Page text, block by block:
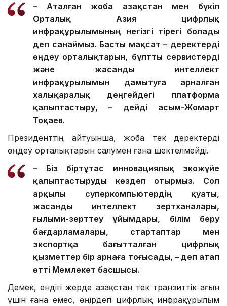
– Аталған жоба Қазақстан мен бүкіл
Орталық Азия цифрлық
инфрақұрылымының негізгі тірегі болады
деп санаймыз. Басты мақсат – деректерді
өңдеу орталықтарын, бұлтты сервистерді
және жасанды интеллект
инфрақұрылымын дамытуға арналған
халықаралық деңгейдегі платформа
қалыптастыру, – дейді Қасым-Жомарт
Тоқаев.
Президенттің айтуынша, жоба тек деректерді
өңдеу орталықтарын салумен ғана шектелмейді.
– Біз біртұтас инновациялық экожүйе
қалыптастыруды көздеп отырмыз. Сол
арқылы суперкомпьютердің қуаты,
жасанды интеллект зертханалары,
ғылыми-зерттеу ұйымдары, білім беру
бағдарламалары, стартаптар мен
экспортқа бағытталған цифрлық
қызметтер бір арнаға тоғысады, – деп атап
өтті Мемлекет басшысы.
Демек, ендігі жерде Қазақстан тек транзиттік ағын
үшін ғана емес, өңірдегі цифрлық инфрақұрылым